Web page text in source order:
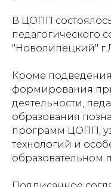
В ЦОПП
педагогического
"Новолипецкий"
Кроме
формирования
деятельности,
образования
программ ЦОПП,
технологий и
образовательном